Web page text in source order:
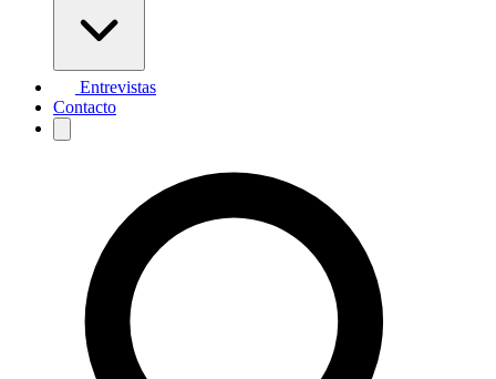
Entrevistas
Contacto